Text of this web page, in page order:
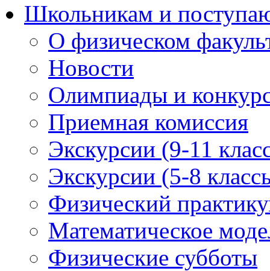
Школьникам и
О физическом
Новости
Олимпиады и
Приемная комиссия
Экскурсии (9-11
Экскурсии (5-8
Физический
Математическое
Физические субботы